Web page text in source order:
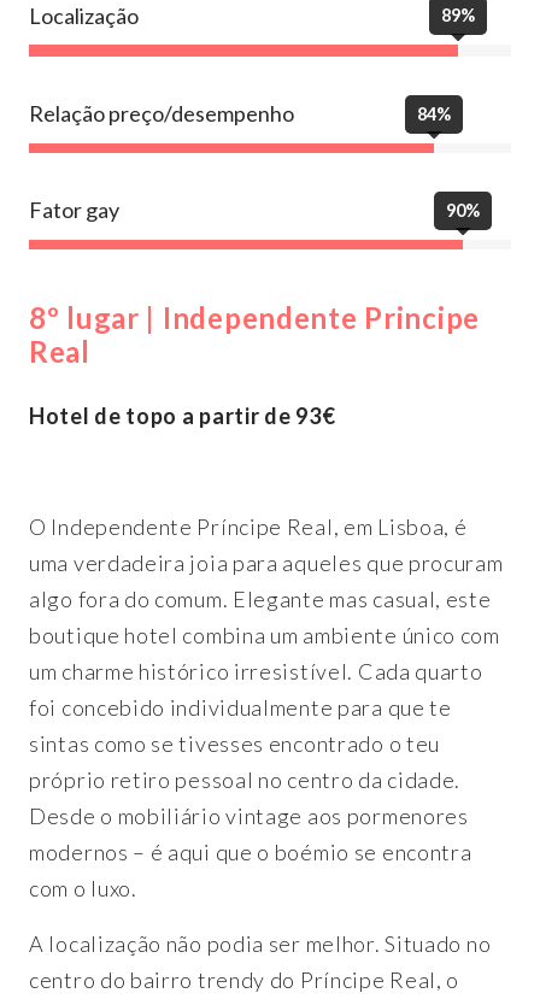
Localização 89%
Relação preço/desempenho 84%
Fator gay 90%
8º lugar | Independente Principe
Real
Hotel de topo a partir de 93€
O Independente Príncipe Real, em Lisboa, é
uma verdadeira joia para aqueles que procuram
algo fora do comum. Elegante mas casual, este
boutique hotel combina um ambiente único com
um charme histórico irresistível. Cada quarto
foi concebido individualmente para que te
sintas como se tivesses encontrado o teu
próprio retiro pessoal no centro da cidade.
Desde o mobiliário vintage aos pormenores
modernos – é aqui que o boémio se encontra
com o luxo.
A localização não podia ser melhor. Situado no
centro do bairro trendy do Príncipe Real, o